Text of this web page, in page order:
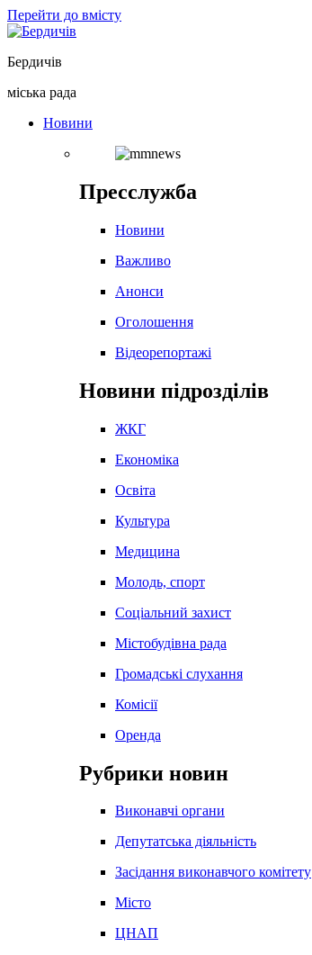
Перейти до вмісту
Бердичів
міська рада
Новини
Пресслужба
Новини
Важливо
Анонси
Оголошення
Відеорепортажі
Новини підрозділів
ЖКГ
Економіка
Освіта
Культура
Медицина
Молодь, спорт
Соціальний захист
Містобудівна рада
Громадські слухання
Комісії
Оренда
Рубрики новин
Виконавчі органи
Депутатська діяльність
Засідання виконавчого комітету
Місто
ЦНАП